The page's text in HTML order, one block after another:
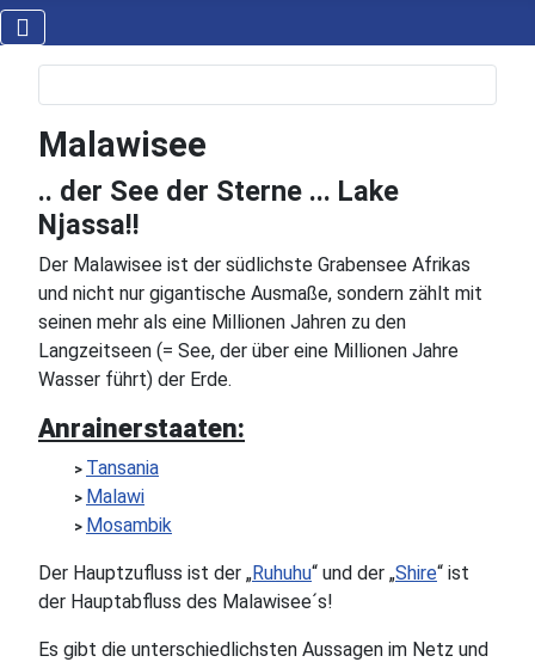
Malawisee
.. der See der Sterne ... Lake
Njassa!!
Der Malawisee ist der südlichste Grabensee Afrikas
und nicht nur gigantische Ausmaße, sondern zählt mit
seinen mehr als eine Millionen Jahren zu den
Langzeitseen (= See, der über eine Millionen Jahre
Wasser führt) der Erde.
Anrainerstaaten:
> Tansania
> Malawi
> Mosambik
Der Hauptzufluss ist der „Ruhuhu“ und der „Shire“ ist
der Hauptabfluss des Malawisee´s!
Es gibt die unterschiedlichsten Aussagen im Netz und